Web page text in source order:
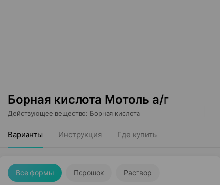
Борная кислота Мотоль а/г
Действующее вещество: Борная кислота
Варианты Инструкция Где купить
Все формы Порошок Раствор